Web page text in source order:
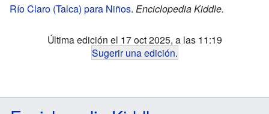
Río Claro (Talca) para Niños. Enciclopedia Kiddle.
Última edición el 17 oct 2025, a las 11:19
Sugerir una edición.